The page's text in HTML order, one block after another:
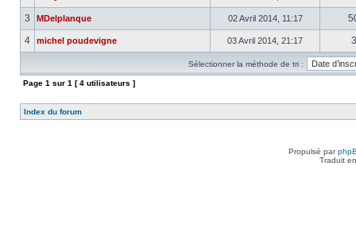
3
MDelplanque 02 Avril 2014, 11:17
4
michel poudevigne 03 Avril 2014, 21:17
Sélectionner la méthode de tri :
Page 1 sur 1 [ 4 utilisateurs ]
Index du forum
Propulsé par
Traduit